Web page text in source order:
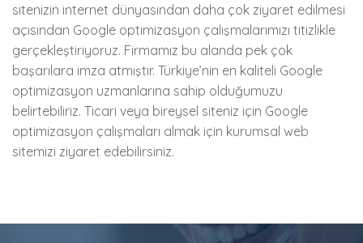
sitenizin internet dünyasından daha çok ziyaret edilmesi
açısından Google optimizasyon çalışmalarımızı titizlikle
gerçekleştiriyoruz. Firmamız bu alanda pek çok
başarılara imza atmıştır. Türkiye’nin en kaliteli Google
optimizasyon uzmanlarına sahip olduğumuzu
belirtebiliriz. Ticari veya bireysel siteniz için Google
optimizasyon çalışmaları almak için kurumsal web
sitemizi ziyaret edebilirsiniz.